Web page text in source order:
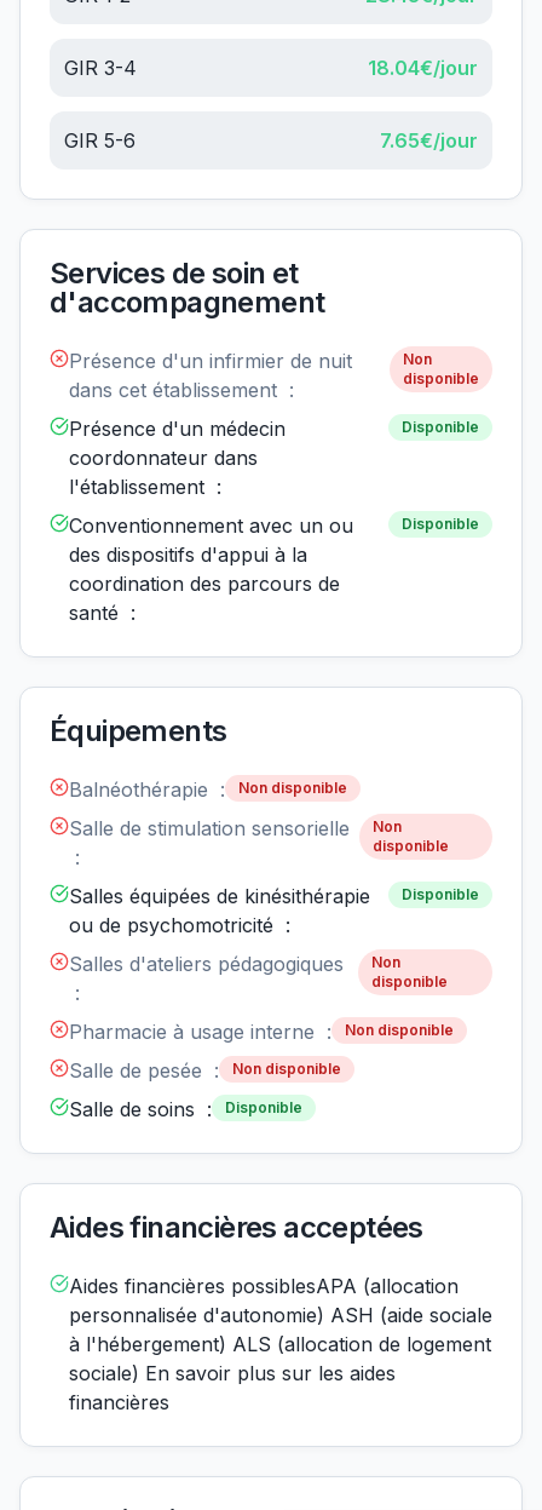
GIR 3-4 18.04€/jour
GIR 5-6 7.65€/jour
Services de soin et
d'accompagnement
Présence d'un infirmier de nuit
dans cet établissement :
Non
disponible
Présence d'un médecin
coordonnateur dans
l'établissement :
Disponible
Conventionnement avec un ou
des dispositifs d'appui à la
coordination des parcours de
santé :
Disponible
Équipements
Balnéothérapie : Non disponible
Salle de stimulation sensorielle
:
Non
disponible
Salles équipées de kinésithérapie
ou de psychomotricité :
Disponible
Salles d'ateliers pédagogiques
:
Non
disponible
Pharmacie à usage interne : Non disponible
Salle de pesée : Non disponible
Salle de soins : Disponible
Aides financières acceptées
Aides financières possiblesAPA (allocation
personnalisée d'autonomie) ASH (aide sociale
à l'hébergement) ALS (allocation de logement
sociale) En savoir plus sur les aides
financières